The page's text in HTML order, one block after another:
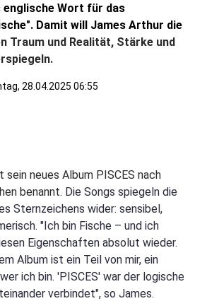
englische Wort für das
Damit will James Arthur die
Traum und Realität, Stärke und
28.04.2025 06:55
sein neues Album PISCES nach
benannt. Die Songs spiegeln die
Sternzeichens wider: sensibel,
"Ich bin Fische – und ich
Eigenschaften absolut wieder.
Album ist ein Teil von mir, ein
ich bin. 'PISCES' war der logische
verbindet", so James.